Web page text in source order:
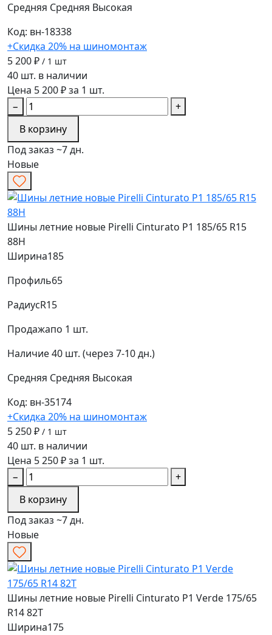
Средняя Средняя Высокая
Код: вн-18338
+Скидка 20% на шиномонтаж
5 200 ₽ / 1 шт
40 шт. в наличии
Цена 5 200 ₽ за 1 шт.
−
+
В корзину
Под заказ ~7 дн.
Новые
Шины летние новые Pirelli Cinturato P1 185/65 R15
88H
Ширина185
Профиль65
РадиусR15
Продажапо 1 шт.
Наличие40 шт. (через 7-10 дн.)
Средняя Средняя Высокая
Код: вн-35174
+Скидка 20% на шиномонтаж
5 250 ₽ / 1 шт
40 шт. в наличии
Цена 5 250 ₽ за 1 шт.
−
+
В корзину
Под заказ ~7 дн.
Новые
Шины летние новые Pirelli Cinturato P1 Verde 175/65
R14 82T
Ширина175